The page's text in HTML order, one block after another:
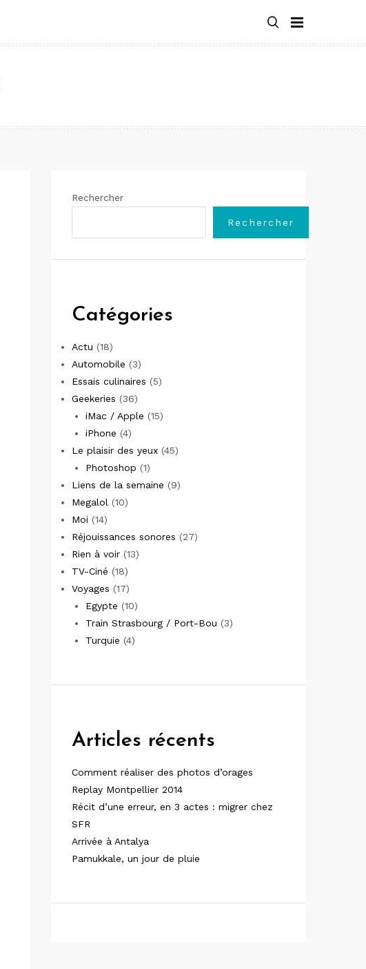
Rechercher
Rechercher
Catégories
Actu (18)
Automobile (3)
Essais culinaires (5)
Geekeries (36)
iMac / Apple (15)
iPhone (4)
Le plaisir des yeux (45)
Photoshop (1)
Liens de la semaine (9)
Megalol (10)
Moi (14)
Réjouissances sonores (27)
Rien à voir (13)
TV-Ciné (18)
Voyages (17)
Egypte (10)
Train Strasbourg / Port-Bou (3)
Turquie (4)
Articles récents
Comment réaliser des photos d’orages
Replay Montpellier 2014
Récit d’une erreur, en 3 actes : migrer chez
SFR
Arrivée à Antalya
Pamukkale, un jour de pluie